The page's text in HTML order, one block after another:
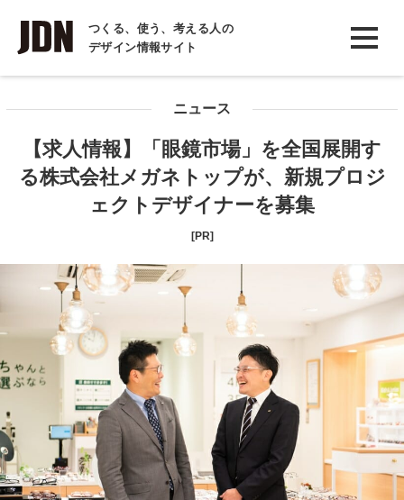
つくる、使う、考える人の
デザイン情報サイト
INTERVIEW
インタビュー
COLUMN
ニュース
【求人情報】「眼鏡市場」を全国展開す
る株式会社メガネトップが、新規プロジ
ェクトデザイナーを募集
[PR]